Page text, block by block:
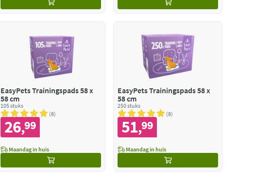
EasyPets Trainingspads 58 x
58 cm
105 stuks
8
26,99
Maandag in huis
EasyPets Trainingspads 58 x
58 cm
250 stuks
8
51,99
Maandag in huis